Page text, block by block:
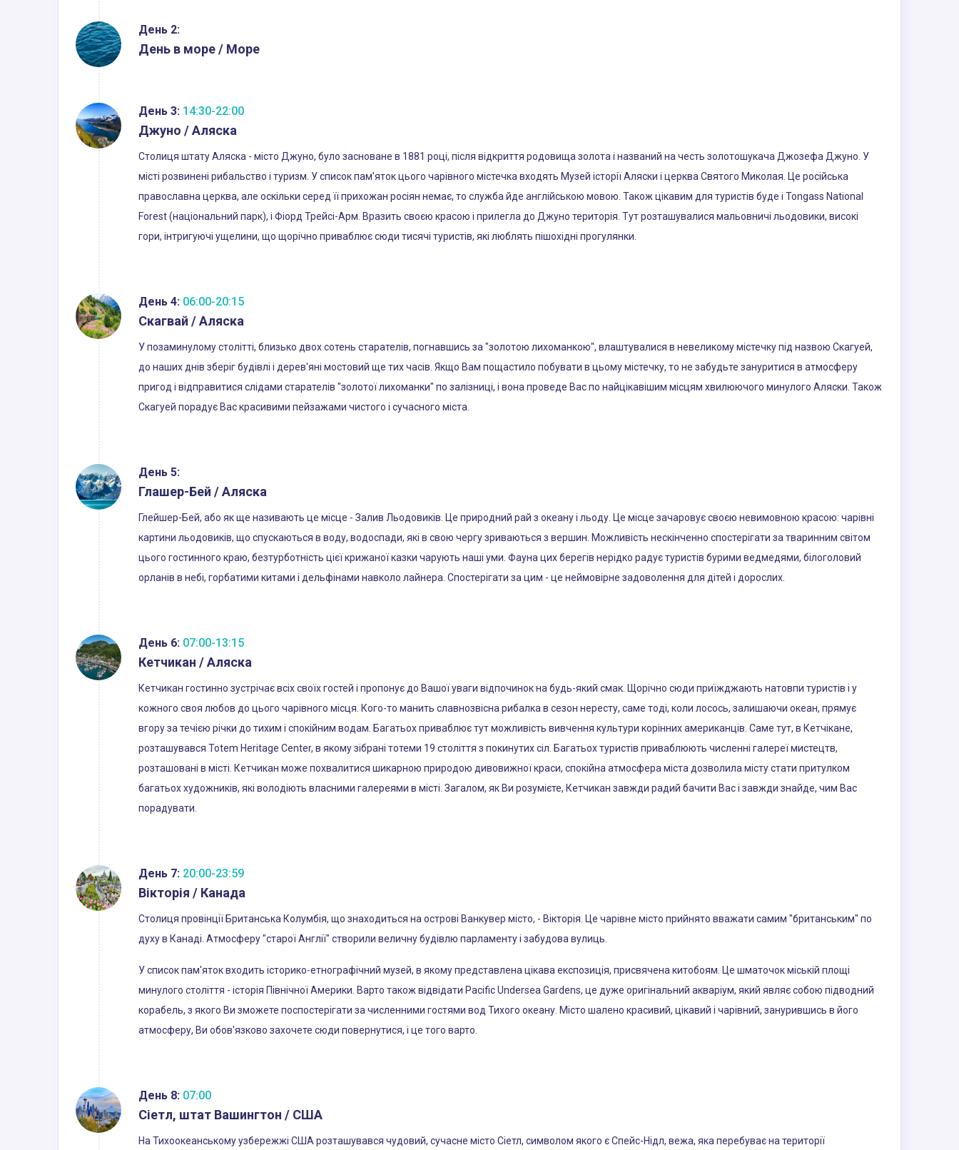
День 2:
День в море / Море
День 3: 14:30-22:00
Джуно / Аляска
Столиця штату Аляска - місто Джуно, було засноване в 1881 році, після відкриття родовища золота і названий на честь золотошукача Джозефа Джуно. У
місті розвинені рибальство і туризм. У список пам'яток цього чарівного містечка входять Музей історії Аляски і церква Святого Миколая. Це російська
православна церква, але оскільки серед її прихожан росіян немає, то служба йде англійською мовою. Також цікавим для туристів буде і Tongass National
Forest (національний парк), і Фіорд Трейсі-Арм. Вразить своєю красою і прилегла до Джуно територія. Тут розташувалися мальовничі льодовики, високі
гори, інтригуючі ущелини, що щорічно приваблює сюди тисячі туристів, які люблять пішохідні прогулянки.
День 4: 06:00-20:15
Скагвай / Аляска
У позаминулому столітті, близько двох сотень старателів, погнавшись за "золотою лихоманкою", влаштувалися в невеликому містечку під назвою Скагуей,
до наших днів зберіг будівлі і дерев'яні мостовий ще тих часів. Якщо Вам пощастило побувати в цьому містечку, то не забудьте зануритися в атмосферу
пригод і відправитися слідами старателів "золотої лихоманки" по залізниці, і вона проведе Вас по найцікавішим місцям хвилюючого минулого Аляски. Також
Скагуей порадує Вас красивими пейзажами чистого і сучасного міста.
День 5:
Глашер-Бей / Аляска
Глейшер-Бей, або як ще називають це місце - Залив Льодовиків. Це природний рай з океану і льоду. Це місце зачаровує своєю невимовною красою: чарівні
картини льодовиків, що спускаються в воду, водоспади, які в свою чергу зриваються з вершин. Можливість нескінченно спостерігати за тваринним світом
цього гостинного краю, безтурботність цієї крижаної казки чарують наші уми. Фауна цих берегів нерідко радує туристів бурими ведмедями, білоголовий
орланів в небі, горбатими китами і дельфінами навколо лайнера. Спостерігати за цим - це неймовірне задоволення для дітей і дорослих.
День 6: 07:00-13:15
Кетчикан / Аляска
Кетчикан гостинно зустрічає всіх своїх гостей і пропонує до Вашої уваги відпочинок на будь-який смак. Щорічно сюди приїжджають натовпи туристів і у
кожного своя любов до цього чарівного місця. Кого-то манить славнозвісна рибалка в сезон нересту, саме тоді, коли лосось, залишаючи океан, прямує
вгору за течією річки до тихим і спокійним водам. Багатьох приваблює тут можливість вивчення культури корінних американців. Саме тут, в Кетчікане,
розташувався Totem Heritage Center, в якому зібрані тотеми 19 століття з покинутих сіл. Багатьох туристів приваблюють численні галереї мистецтв,
розташовані в місті. Кетчикан може похвалитися шикарною природою дивовижної краси, спокійна атмосфера міста дозволила місту стати притулком
багатьох художників, які володіють власними галереями в місті. Загалом, як Ви розумієте, Кетчикан завжди радий бачити Вас і завжди знайде, чим Вас
порадувати.
День 7: 20:00-23:59
Вікторія / Канада
Столиця провінції Британська Колумбія, що знаходиться на острові Ванкувер місто, - Вікторія. Це чарівне місто прийнято вважати самим "британським" по
духу в Канаді. Атмосферу "старої Англії" створили величну будівлю парламенту і забудова вулиць.
У список пам'яток входить історико-етнографічний музей, в якому представлена ​​цікава експозиція, присвячена китобоям. Це шматочок міській площі
минулого століття - історія Північної Америки. Варто також відвідати Pacific Undersea Gardens, це дуже оригінальний акваріум, який являє собою підводний
корабель, з якого Ви зможете поспостерігати за численними гостями вод Тихого океану. Місто шалено красивий, цікавий і чарівний, занурившись в його
атмосферу, Ви обов'язково захочете сюди повернутися, і це того варто.
День 8: 07:00
Сіетл, штат Вашингтон / США
На Тихоокеанському узбережжі США розташувався чудовий, сучасне місто Сіетл, символом якого є Спейс-Нідл, вежа, яка перебуває на території